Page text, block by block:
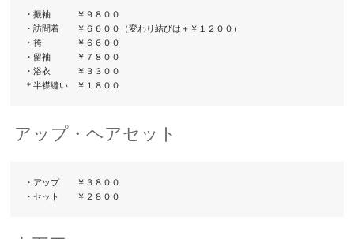
・振袖　　　￥９８００
・訪問着　　￥６６００（変わり結びは＋￥１２００）
・袴　　　　￥６６００
・留袖　　　￥７８００
・浴衣　　　￥３３００
＊半襟縫い　￥１８００
アップ・ヘアセット
・アップ　　￥３８００
・セット　　￥２８００